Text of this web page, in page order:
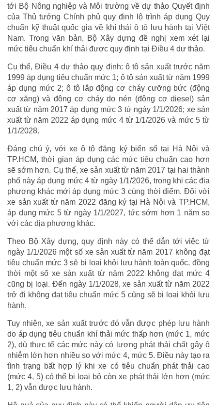
tới Bộ Nông nghiệp và Môi trường về dự thảo Quyết định
của Thủ tướng Chính phủ quy định lộ trình áp dụng Quy
chuẩn kỹ thuật quốc gia về khí thải ô tô lưu hành tại Việt
Nam. Trong văn bản, Bộ Xây dựng đề nghị xem xét lại
mức tiêu chuẩn khí thải được quy định tại Điều 4 dự thảo.
Cụ thể, Điều 4 dự thảo quy định: ô tô sản xuất trước năm
1999 áp dụng tiêu chuẩn mức 1; ô tô sản xuất từ năm 1999
áp dụng mức 2; ô tô lắp động cơ cháy cưỡng bức (động
cơ xăng) và động cơ cháy do nén (động cơ diesel) sản
xuất từ năm 2017 áp dụng mức 3 từ ngày 1/1/2026; xe sản
xuất từ năm 2022 áp dụng mức 4 từ 1/1/2026 và mức 5 từ
1/1/2028.
Đáng chú ý, với xe ô tô đăng ký biển số tại Hà Nội và
TP.HCM, thời gian áp dụng các mức tiêu chuẩn cao hơn
sẽ sớm hơn. Cụ thể, xe sản xuất từ năm 2017 tại hai thành
phố này áp dụng mức 4 từ ngày 1/1/2026, trong khi các địa
phương khác mới áp dụng mức 3 cùng thời điểm. Đối với
xe sản xuất từ năm 2022 đăng ký tại Hà Nội và TP.HCM,
áp dụng mức 5 từ ngày 1/1/2027, tức sớm hơn 1 năm so
với các địa phương khác.
Theo Bộ Xây dựng, quy định này có thể dẫn tới việc từ
ngày 1/1/2026 một số xe sản xuất từ năm 2017 không đạt
tiêu chuẩn mức 3 sẽ bị loại khỏi lưu hành toàn quốc, đồng
thời một số xe sản xuất từ năm 2022 không đạt mức 4
cũng bị loại. Đến ngày 1/1/2028, xe sản xuất từ năm 2022
trở đi không đạt tiêu chuẩn mức 5 cũng sẽ bị loại khỏi lưu
hành.
Tuy nhiên, xe sản xuất trước đó vẫn được phép lưu hành
do áp dụng tiêu chuẩn khí thải mức thấp hơn (mức 1, mức
2), dù thực tế các mức này có lượng phát thải chất gây ô
nhiễm lớn hơn nhiều so với mức 4, mức 5. Điều này tạo ra
tình trạng bất hợp lý khi xe có tiêu chuẩn phát thải cao
(mức 4, 5) có thể bị loại bỏ còn xe phát thải lớn hơn (mức
1, 2) vẫn được lưu hành.